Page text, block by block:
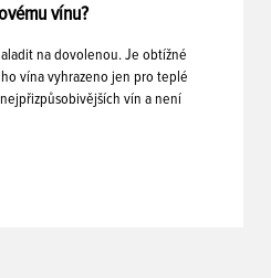
vínu?
na dovolenou. Je obtížné
vína vyhrazeno jen pro teplé
vín a není